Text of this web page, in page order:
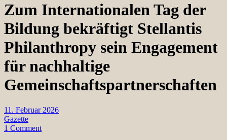
Zum Internationalen Tag der
Bildung bekräftigt Stellantis
Philanthropy sein Engagement
für nachhaltige
Gemeinschaftspartnerschaften
11. Februar 2026
Gazette
1 Comment